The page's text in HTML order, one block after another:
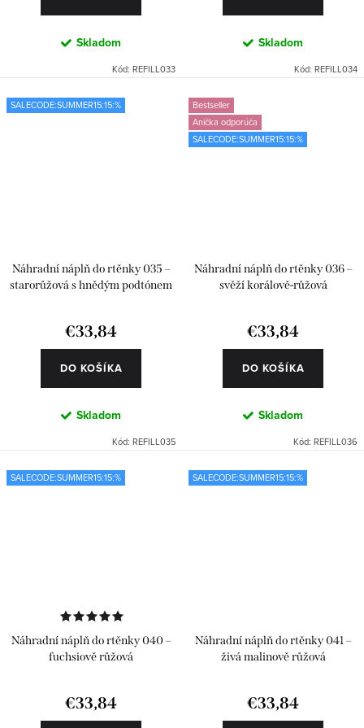
Skladom
Kód: REFILL033
Skladom
Kód: REFILL034
SALECODE:SUMMER15:15:%
Náhradní náplň do rtěnky 035 –
starorůžová s hnědým podtónem
€33,84
DO KOŠÍKA
Skladom
Kód: REFILL035
Bestseller
Anička odporúča
SALECODE:SUMMER15:15:%
Náhradní náplň do rtěnky 036 –
svěží korálově-růžová
€33,84
DO KOŠÍKA
Skladom
Kód: REFILL036
SALECODE:SUMMER15:15:%
Náhradní náplň do rtěnky 040 –
fuchsiově růžová
€33,84
SALECODE:SUMMER15:15:%
Náhradní náplň do rtěnky 041 –
živá malinově růžová
€33,84